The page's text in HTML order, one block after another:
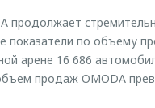
продолжает
показатели по объему
арене 16 686
продаж OMODA